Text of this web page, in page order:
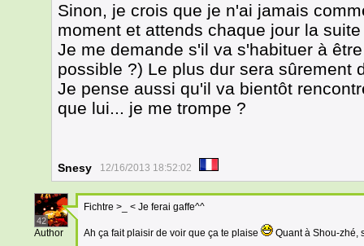
Sinon, je crois que je n'ai jamais
moment et attends chaque jour la
Je me demande s'il va s'habituer à
possible ?) Le plus dur sera sûrement
Je pense aussi qu'il va bientôt
que lui... je me trompe ?
Snesy 12/16/2013 18:52:02
42
Author
Fichtre >_ < Je ferai gaffe^^
Ah ça fait plaisir de voir que ça te plaise Quant à Shou-zhé,